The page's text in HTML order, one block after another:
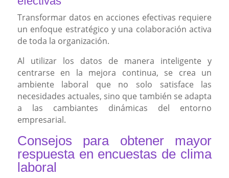
Transformar datos en acciones efectivas requiere
un enfoque estratégico y una colaboración activa
de toda la organización.
Al utilizar los datos de manera inteligente y
centrarse en la mejora continua, se crea un
ambiente laboral que no solo satisface las
necesidades actuales, sino que también se adapta
a las cambiantes dinámicas del entorno
empresarial.
Consejos para obtener mayor
respuesta en encuestas de clima
laboral